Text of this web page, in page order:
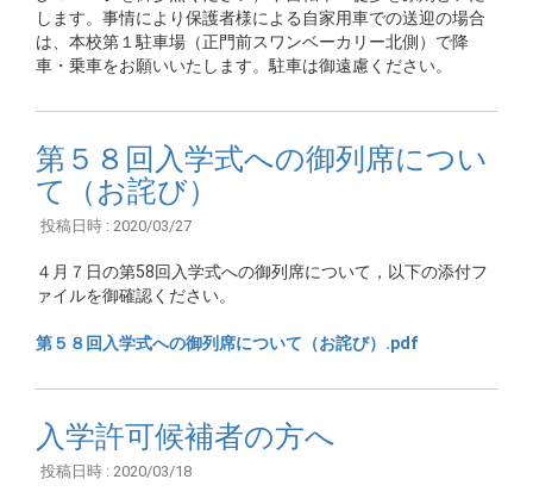
します。事情により保護者様による自家用車での送迎の場合
は、本校第１駐車場（正門前スワンベーカリー北側）で降
車・乗車をお願いいたします。駐車は御遠慮ください。
第５８回入学式への御列席につい
て（お詫び）
投稿日時 : 2020/03/27
４月７日の第58回入学式への御列席について，以下の添付フ
ァイルを御確認ください。
第５８回入学式への御列席について（お詫び）.pdf
入学許可候補者の方へ
投稿日時 : 2020/03/18